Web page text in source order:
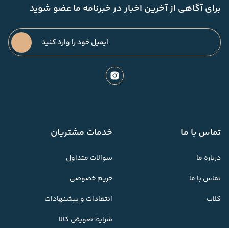
برای آگاهی از آخرین اخبار در خبرنامه ما عضو شوید
تماس با ما
درباره ما
تماس با ما
کلاب
خدمات مشتریان
سوالات متداول
حریم خصوصی
انتقادات و پیشنهادات
شرایط تعویض کالا